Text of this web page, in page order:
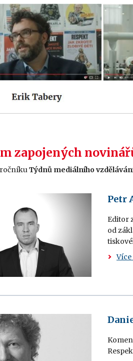
zapojených
Týdnů mediálního
Petr
Editor
od